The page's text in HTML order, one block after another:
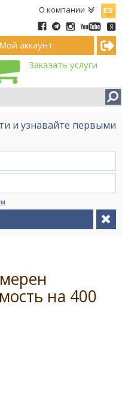
О компании
Мой аккаунт
Заказать услуги
и узнавайте первыми
на 400